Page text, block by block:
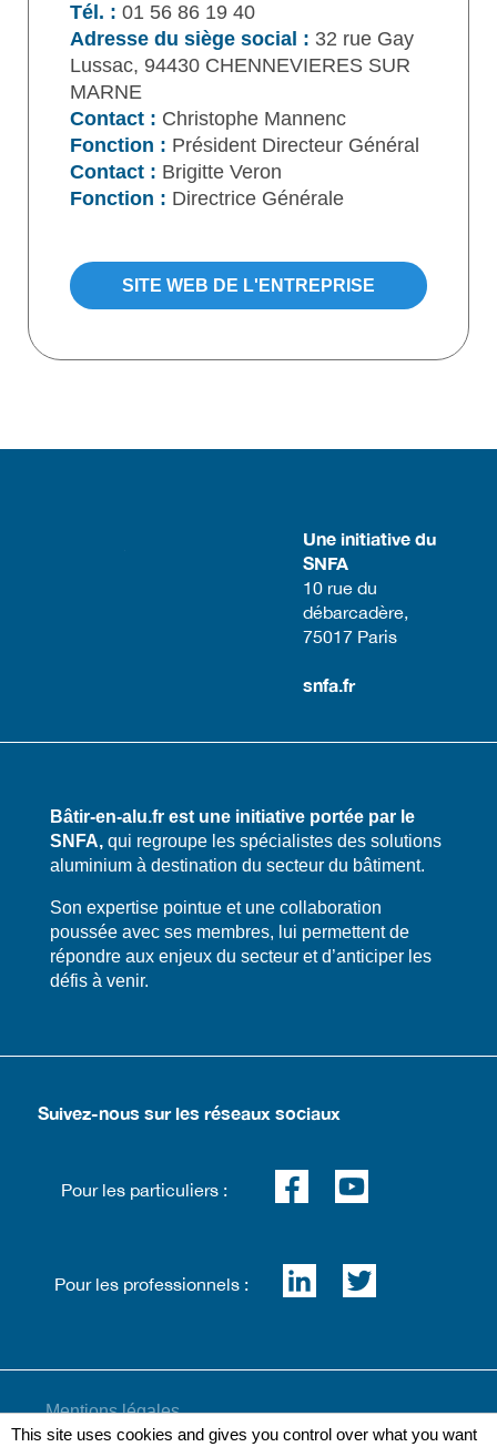
Tél. : 01 56 86 19 40
Adresse du siège social : 32 rue Gay
Lussac, 94430 CHENNEVIERES SUR
MARNE
Contact : Christophe Mannenc
Fonction : Président Directeur Général
Contact : Brigitte Veron
Fonction : Directrice Générale
SITE WEB DE L'ENTREPRISE
Une initiative du
SNFA
​10 rue du
débarcadère,
75017 Paris​
snfa.fr
Bâtir-en-alu.fr est une initiative portée par le
SNFA,qui regroupe les spécialistes des solutions
aluminium à destination du secteur du bâtiment.
​​Son expertise pointue et une collaboration
poussée avec ses membres, lui permettent de
répondre aux enjeux du secteur et d’anticiper les
défis à venir.
Suivez-nous sur les réseaux sociaux
Pour les particuliers :
Pour les professionnels :
Mentions légales
This site uses cookies and gives you control over what you want